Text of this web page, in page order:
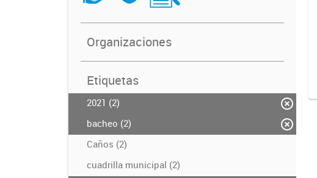
Organizaciones
Etiquetas
2021 (2)
bacheo (2)
Caños (2)
cuadrilla municipal (2)